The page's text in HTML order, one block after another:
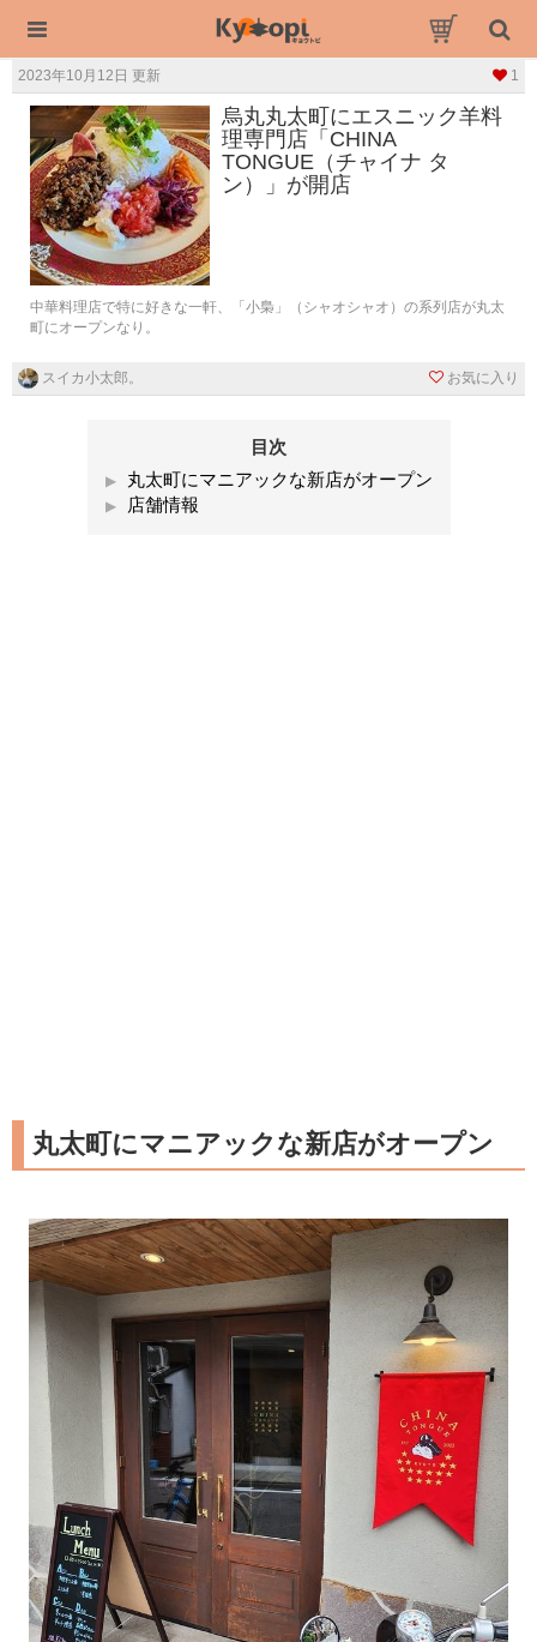
2023年10月12日 更新 1
烏丸丸太町にエスニック羊料
理専門店「CHINA
TONGUE（チャイナ タ
ン）」が開店
中華料理店で特に好きな一軒、「小梟」（シャオシャオ）の系列店が丸太
町にオープンなり。
スイカ小太郎。 お気に入り
目次
丸太町にマニアックな新店がオープン
店舗情報
丸太町にマニアックな新店がオープン